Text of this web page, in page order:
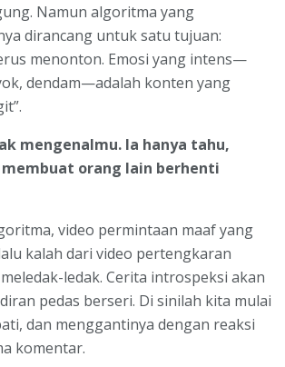
Namun algoritma yang
dirancang untuk satu tujuan:
menonton. Emosi yang intens—
dendam—adalah konten yang
mengenalmu. Ia hanya tahu,
orang lain berhenti
video permintaan maaf yang
kalah dari video pertengkaran
ledak. Cerita introspeksi akan
pedas berseri. Di sinilah kita mulai
dan menggantinya dengan reaksi
komentar.